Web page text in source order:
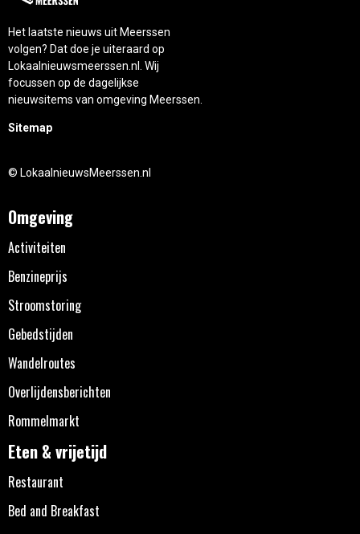
Het laatste nieuws uit Meerssen
volgen? Dat doe je uiteraard op
Lokaalnieuwsmeerssen.nl. Wij
focussen op de dagelijkse
nieuwsitems van omgeving Meerssen.
Sitemap
© LokaalnieuwsMeerssen.nl
Omgeving
Activiteiten
Benzineprijs
Stroomstoring
Gebedstijden
Wandelroutes
Overlijdensberichten
Rommelmarkt
Eten & vrijetijd
Restaurant
Bed and Breakfast